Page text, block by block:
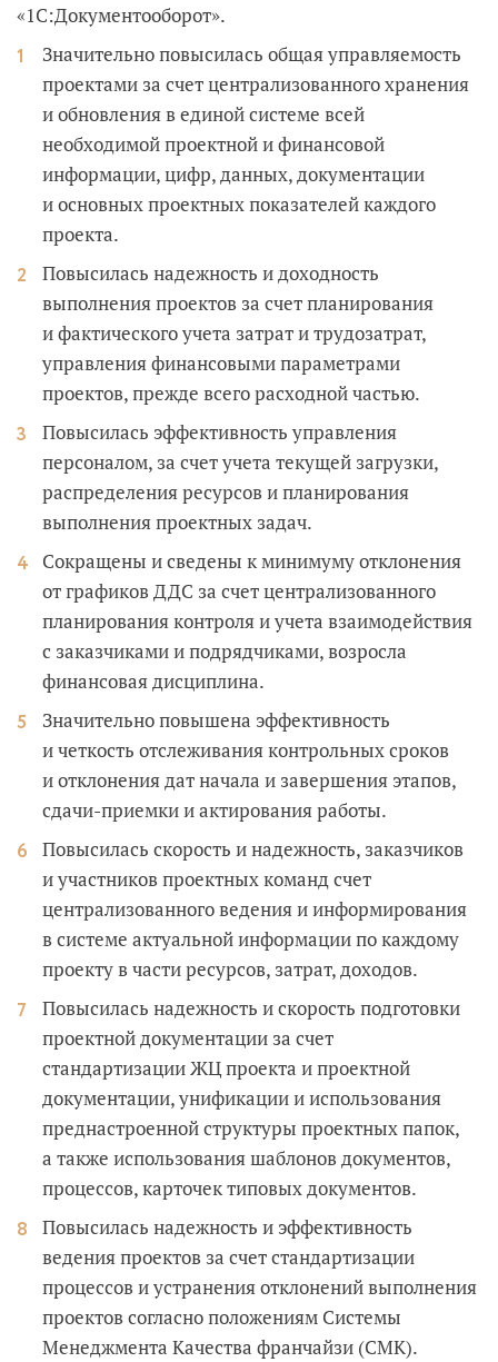
«1С:Документооборот».
Значительно повысилась общая управляемость
проектами за счет централизованного хранения
и обновления в единой системе всей
необходимой проектной и финансовой
информации, цифр, данных, документации
и основных проектных показателей каждого
проекта.
Повысилась надежность и доходность
выполнения проектов за счет планирования
и фактического учета затрат и трудозатрат,
управления финансовыми параметрами
проектов, прежде всего расходной частью.
Повысилась эффективность управления
персоналом, за счет учета текущей загрузки,
распределения ресурсов и планирования
выполнения проектных задач.
Сокращены и сведены к минимуму отклонения
от графиков ДДС за счет централизованного
планирования контроля и учета взаимодействия
с заказчиками и подрядчиками, возросла
финансовая дисциплина.
Значительно повышена эффективность
и четкость отслеживания контрольных сроков
и отклонения дат начала и завершения этапов,
сдачи-приемки и актирования работы.
Повысилась скорость и надежность, заказчиков
и участников проектных команд счет
централизованного ведения и информирования
в системе актуальной информации по каждому
проекту в части ресурсов, затрат, доходов.
Повысилась надежность и скорость подготовки
проектной документации за счет
стандартизации ЖЦ проекта и проектной
документации, унификации и использования
преднастроенной структуры проектных папок,
а также использования шаблонов документов,
процессов, карточек типовых документов.
Повысилась надежность и эффективность
ведения проектов за счет стандартизации
процессов и устранения отклонений выполнения
проектов согласно положениям Системы
Менеджмента Качества франчайзи (СМК).